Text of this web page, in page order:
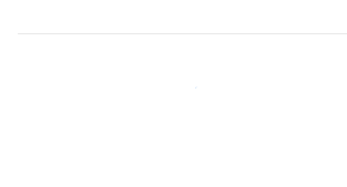
Chegue hoje mesmo a novas pessoas